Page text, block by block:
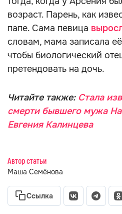
возраст. Парень, как
папе. Сама певица
словам, мама записала
чтобы биологический
претендовать на дочь.
Читайте также: Стала
смерти бывшего мужа
Евгения Калинцева
Автор статьи
Маша Семёнова
Ссылка